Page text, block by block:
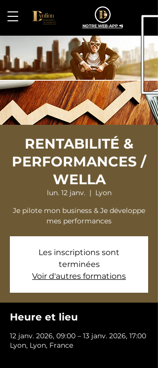
NOTRE WEB-APP 📲
RENTABILITÉ &
PERFORMANCES /
WELLA
lun. 12 janv.
  |
Lyon
Je pilote mon business & Je développe
mes performances
Les inscriptions sont
terminées
Voir d'autres formations
Heure et lieu
12 janv. 2026, 09:00 – 13 janv. 2026, 17:00
Lyon, Lyon, France